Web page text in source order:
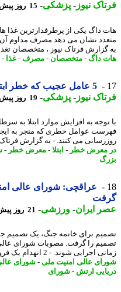
نیوز-پزشکی-15 روز پیش - شنبه 3 مرداد 1405، 16:05
داگ یکی از پرطرفدارترین غذا های
نشان می دهد مصرف مداوم آن می
فرتاک نیوز ، متخصصان تغذیه
داگ - متخصصان-مصرف- غذا-
5 عامل عجیب که خطر ابتلا به سرطان را افزایش می دهند
نیوز-پزشکی-19 روز پیش - سه شنبه 30 تیر 1405، 07:55
به افزایش موارد ابتلا به سرطان
عوامل خطری که منجر به ایجاد
می کنند. - به گزارش فرتاک
معرض خطر-ابتلا-معرض خطر-
عراقچی: شورای عالی
ایران- ورزشی-21 روز پیش - یکشنبه 28 تیر 1405، 22:50
برای خاتمه جنگ، یک تصمیم جمعی
را گرفت. مصوبات شورای عالی
شوند. - 2 انهدام یک فروند پهپاد لوکاس با ...
عالی امنیت ملی -شورای عالی-
ارتش -شورای